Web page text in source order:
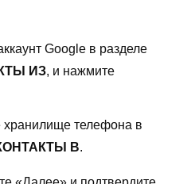
Google в разделе
ИЗ, и нажмите
телефона в
В.